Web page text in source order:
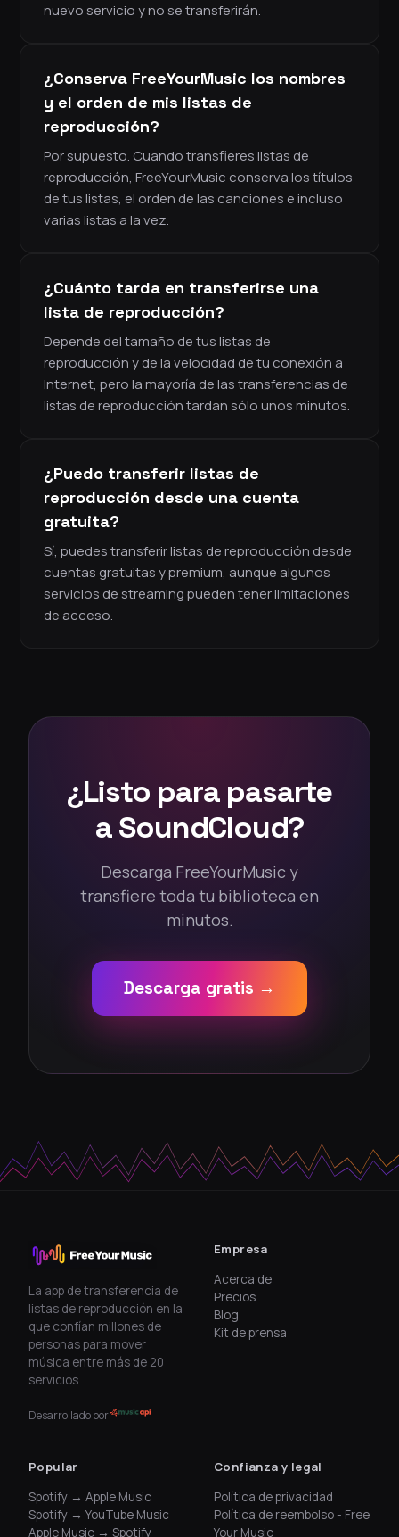
nuevo servicio y no se transferirán.
¿Conserva FreeYourMusic los nombres
y el orden de mis listas de
reproducción?
Por supuesto. Cuando transfieres listas de
reproducción, FreeYourMusic conserva los títulos
de tus listas, el orden de las canciones e incluso
varias listas a la vez.
¿Cuánto tarda en transferirse una
lista de reproducción?
Depende del tamaño de tus listas de
reproducción y de la velocidad de tu conexión a
Internet, pero la mayoría de las transferencias de
listas de reproducción tardan sólo unos minutos.
¿Puedo transferir listas de
reproducción desde una cuenta
gratuita?
Sí, puedes transferir listas de reproducción desde
cuentas gratuitas y premium, aunque algunos
servicios de streaming pueden tener limitaciones
de acceso.
¿Listo para pasarte
a SoundCloud?
Descarga FreeYourMusic y
transfiere toda tu biblioteca en
minutos.
Descarga gratis →
La app de transferencia de
listas de reproducción en la
que confían millones de
personas para mover
música entre más de 20
servicios.
Desarrollado por
Empresa
Acerca de
Precios
Blog
Kit de prensa
Popular
Spotify → Apple Music
Spotify → YouTube Music
Apple Music → Spotify
Confianza y legal
Política de privacidad
Política de reembolso - Free
Your Music